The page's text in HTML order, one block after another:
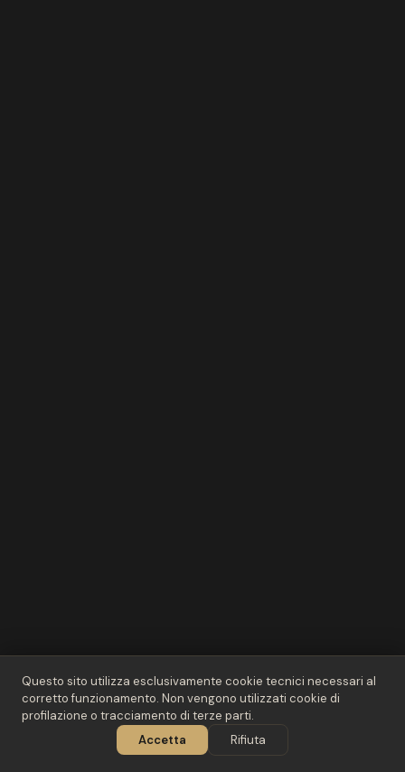
02 / 03
Questo sito utilizza esclusivamente cookie tecnici necessari al
corretto funzionamento. Non vengono utilizzati cookie di
profilazione o tracciamento di terze parti.
Accetta
Rifiuta